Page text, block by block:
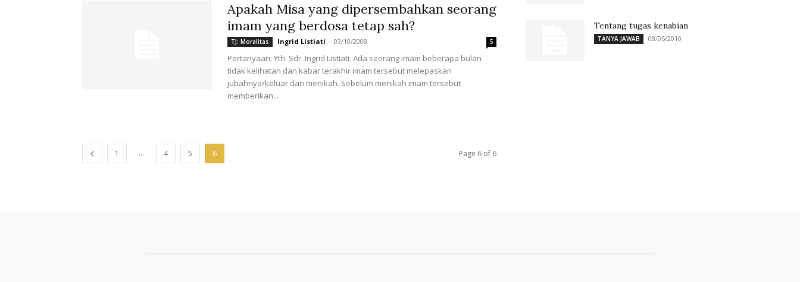
Apakah Misa yang dipersembahkan seorang
imam yang berdosa tetap sah?
TJ: Moralitas Ingrid Listiati - 03/10/2008 5
Pertanyaan: Yth. Sdr. Ingrid Listiati. Ada seorang imam beberapa bulan
tidak kelihatan dan kabar terakhir imam tersebut melepaskan
jubahnya/keluar dan menikah. Sebelum menikah imam tersebut
memberikan...
1 ... 4 5 6 Page 6 of 6
Tentang tugas kenabian
TANYA JAWAB 08/05/2010